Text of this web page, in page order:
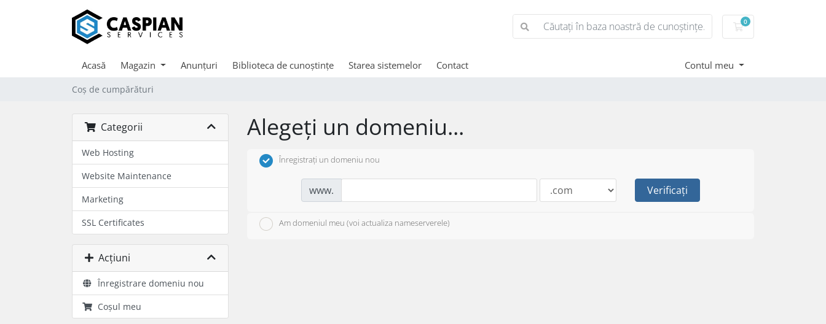
0
Coș de cumpărături
Acasă Magazin Anunțuri Biblioteca de cunoștințe Starea sistemelor Contact Contul meu
Coș de cumpărături
Categorii
Web Hosting
Website Maintenance
Marketing
SSL Certificates
Acțiuni
Înregistrare domeniu nou
Coșul meu
Alegeți un domeniu...
Înregistrați un domeniu nou
www. Verificați
Am domeniul meu (voi actualiza nameserverele)